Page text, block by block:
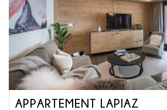
APPARTEMENT LAPIAZ